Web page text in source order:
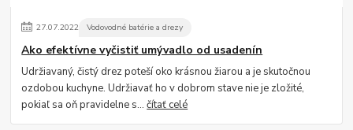
27.07.2022 Vodovodné batérie a drezy
Ako efektívne vyčistiť umývadlo od usadenín
Udržiavaný, čistý drez poteší oko krásnou žiarou a je skutočnou
ozdobou kuchyne. Udržiavať ho v dobrom stave nie je zložité,
pokiaľ sa oň pravidelne s...čítať celé